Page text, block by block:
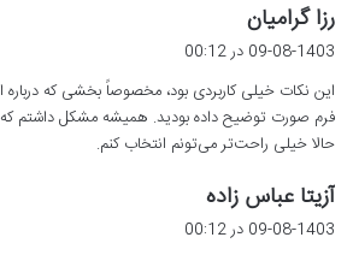
رزا گرامیان
ت
:
09-08-1403 در 00:12
این نکات خیلی کاربردی بود، مخصوصاً بخشی که درباره
فرم صورت توضیح داده بودید. همیشه مشکل داشتم که
حالا خیلی راحت‌تر می‌تونم انتخاب کنم.
آزیتا عباس زاده
ف
09-08-1403 در 00:12